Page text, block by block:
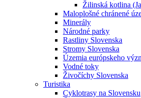
Žilinská kotlina
Maloplošné chránené
Minerály
Národné parky
Rastliny Slovenska
Stromy Slovenska
Územia európskeho
Vodné toky
Živočíchy Slovenska
Turistika
Cyklotrasy na Slovensku